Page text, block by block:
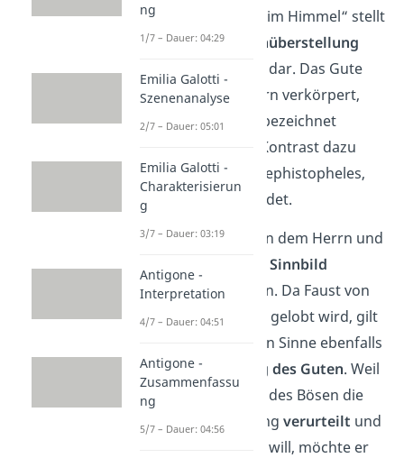
Die Szene „Prolog im Himmel“ stellt
zudem eineGegenüberstellung
dar. Das Gute
wird von dem Herrn verkörpert,
der auch als Gott bezeichnet
werden kann. Im Kontrast dazu
steht der Teufel Mephistopheles,
der das Böse abbildet.
Die Wette zwischen dem Herrn und
Mephisto kann alsSinnbild
verstanden werden. Da Faust von
Gott gemocht und gelobt wird, gilt
er im übertragenen Sinne ebenfalls
als eineAbbildung des Guten. Weil
Mephisto als Rolle des Bösen die
göttliche Schöpfungverurteilt und
lächerlich machen will, möchte er
ng
1/7 – Dauer: 04:29
Emilia Galotti -
Szenenanalyse
2/7 – Dauer: 05:01
Emilia Galotti -
Charakterisierun
g
3/7 – Dauer: 03:19
Antigone -
Interpretation
4/7 – Dauer: 04:51
Antigone -
Zusammenfassu
ng
5/7 – Dauer: 04:56